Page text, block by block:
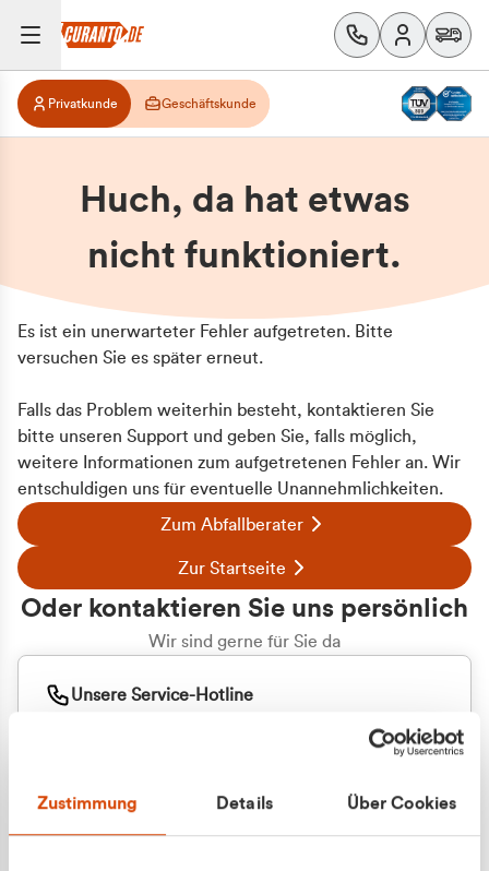
Zustimmung Details Über Cookies
Privatkunde Geschäftskunde
Huch, da hat etwas
nicht funktioniert.
Es ist ein unerwarteter Fehler aufgetreten. Bitte
versuchen Sie es später erneut.
Falls das Problem weiterhin besteht, kontaktieren Sie
bitte unseren Support und geben Sie, falls möglich,
weitere Informationen zum aufgetretenen Fehler an. Wir
entschuldigen uns für eventuelle Unannehmlichkeiten.
Zum Abfallberater
Zur Startseite
Oder kontaktieren Sie uns persönlich
Wir sind gerne für Sie da
Unsere Service-Hotline
+49 177 8376058